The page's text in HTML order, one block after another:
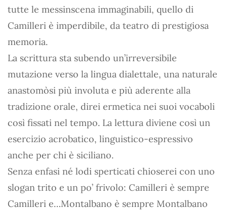
tutte le messinscena immaginabili, quello di
Camilleri è imperdibile, da teatro di prestigiosa
memoria.
La scrittura sta subendo un’irreversibile
mutazione verso la lingua dialettale, una naturale
anastomòsi più involuta e più aderente alla
tradizione orale, direi ermetica nei suoi vocaboli
così fissati nel tempo. La lettura diviene così un
esercizio acrobatico, linguistico-espressivo
anche per chi è siciliano.
Senza enfasi né lodi sperticati chioserei con uno
slogan trito e un po’ frivolo: Camilleri è sempre
Camilleri e…Montalbano è sempre Montalbano